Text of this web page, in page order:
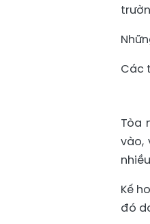
Các
Tòa
vào,
Kế
đó